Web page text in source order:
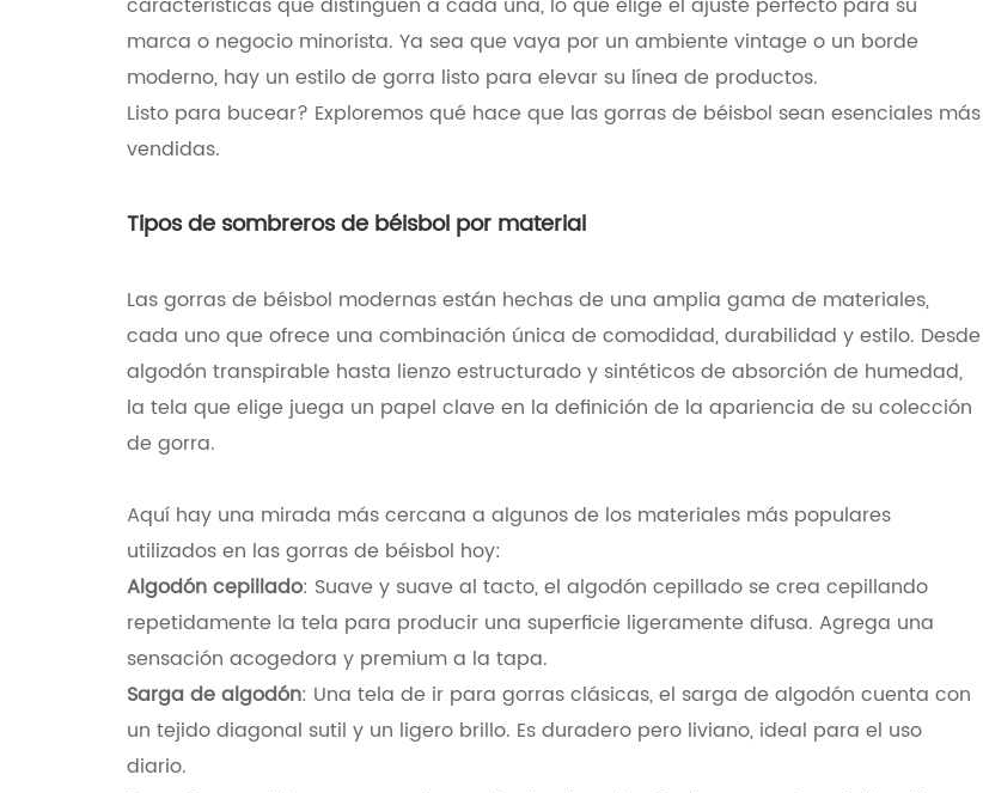
características que distinguen a cada una, lo que elige el ajuste perfecto para su
marca o negocio minorista. Ya sea que vaya por un ambiente vintage o un borde
moderno, hay un estilo de gorra listo para elevar su línea de productos.
Listo para bucear? Exploremos qué hace que las gorras de béisbol sean esenciales más
vendidas.
Tipos de sombreros de béisbol por material
Las gorras de béisbol modernas están hechas de una amplia gama de materiales,
cada uno que ofrece una combinación única de comodidad, durabilidad y estilo. Desde
algodón transpirable hasta lienzo estructurado y sintéticos de absorción de humedad,
la tela que elige juega un papel clave en la definición de la apariencia de su colección
de gorra.
Aquí hay una mirada más cercana a algunos de los materiales más populares
utilizados en las gorras de béisbol hoy:
Algodón cepillado: Suave y suave al tacto, el algodón cepillado se crea cepillando
repetidamente la tela para producir una superficie ligeramente difusa. Agrega una
sensación acogedora y premium a la tapa.
Sarga de algodón: Una tela de ir para gorras clásicas, el sarga de algodón cuenta con
un tejido diagonal sutil y un ligero brillo. Es duradero pero liviano, ideal para el uso
diario.